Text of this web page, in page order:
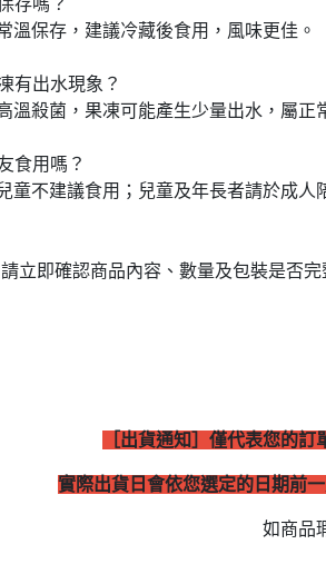
溫保存，建議冷藏後食用，風味更佳。
有出水現象？
溫殺菌，果凍可能產生少量出水，屬正
食用嗎？
童不建議食用；兒童及年長者請於成人
立即確認商品內容、數量及包裝是否
［出貨通知］僅代表您的
實際出貨日會依您選定的日期前一
如商品